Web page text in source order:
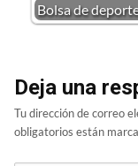
Bolsa de
Deja una
Tu dirección de correo
obligatorios están